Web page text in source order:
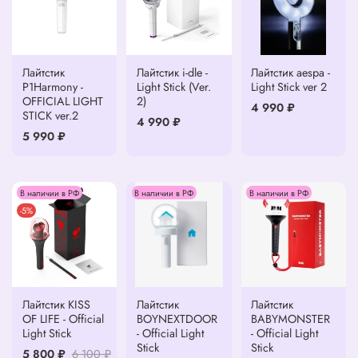
Лайтстик
P1Harmony -
OFFICIAL LIGHT
STICK ver.2
5 990 ₽
Лайтстик i-dle -
Light Stick (Ver.
2)
4 990 ₽
Лайтстик aespa -
Light Stick ver 2
4 990 ₽
В наличии в РФ
-5%
Лайтстик KISS
OF LIFE - Official
Light Stick
5 800 ₽ 6 100 ₽
В наличии в РФ
Лайтстик
BOYNEXTDOOR
- Official Light
Stick
В наличии в РФ
Лайтстик
BABYMONSTER
- Official Light
Stick